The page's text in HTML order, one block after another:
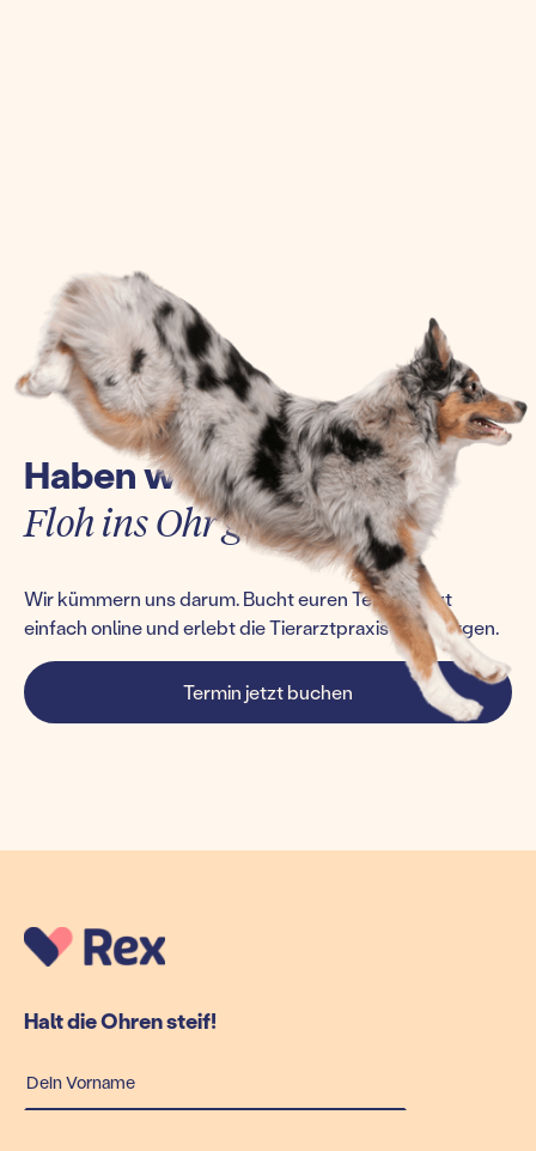
Haben wir euch einen
Floh ins Ohr gesetzt?
Wir kümmern uns darum. Bucht euren Termin jetzt
einfach online und erlebt die Tierarztpraxis von morgen.
Termin jetzt buchen
Halt die Ohren steif!